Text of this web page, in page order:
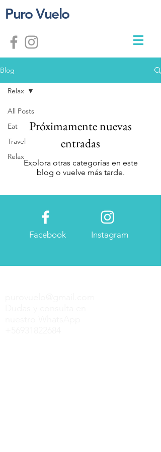
Puro Vuelo
Blog
All Posts
Eat
Travel
Relax
Relax
Próximamente nuevas
entradas
Explora otras categorías en este
blog o vuelve más tarde.
Facebook Instagram